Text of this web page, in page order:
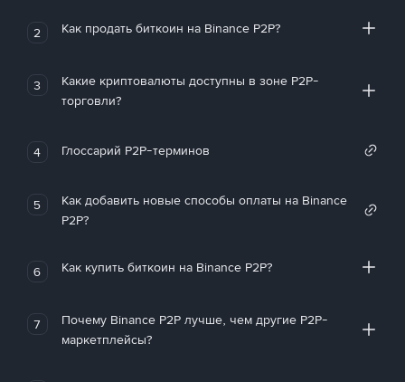
2 Как продать биткоин на Binance P2P?
3
Какие криптовалюты доступны в зоне P2P-
торговли?
4 Глоссарий P2P-терминов
5
Как добавить новые способы оплаты на Binance
P2P?
6 Как купить биткоин на Binance P2P?
7
Почему Binance P2P лучше, чем другие P2P-
маркетплейсы?